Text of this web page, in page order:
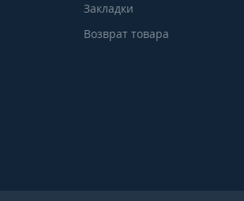
Закладки
Возврат товара